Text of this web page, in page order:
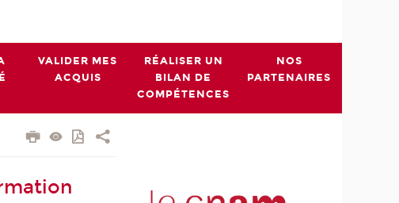
VALIDER MES
ACQUIS
RÉALISER UN
BILAN DE
COMPÉTENCES
NOS
PARTENAIRES